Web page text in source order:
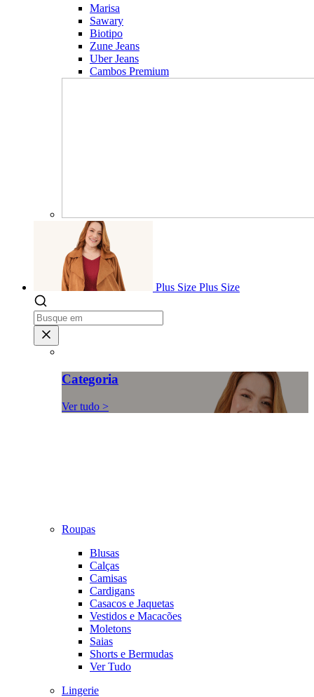
Marisa
Sawary
Biotipo
Zune Jeans
Uber Jeans
Cambos Premium
Plus Size Plus Size
Categoria
Ver tudo >
Roupas
Blusas
Calças
Camisas
Cardigans
Casacos e Jaquetas
Vestidos e Macacões
Moletons
Saias
Shorts e Bermudas
Ver Tudo
Lingerie